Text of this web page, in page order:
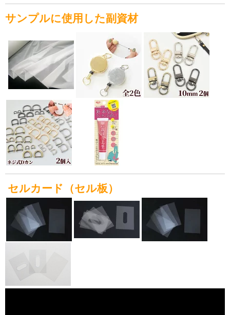
サンプルに使用した副資材
セルカード（セル板 ）